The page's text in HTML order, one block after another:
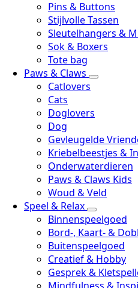
Pins & Buttons
Stijlvolle Tassen
Sleutelhangers &
Sok & Boxers
Tote bag
Paws & Claws
Catlovers
Cats
Doglovers
Dog
Gevleugelde
Kriebelbeestjes &
Onderwaterdieren
Paws & Claws Kids
Woud & Veld
Speel & Relax
Binnenspeelgoed
Bord-, Kaart- &
Buitenspeelgoed
Creatief & Hobby
Gesprek &